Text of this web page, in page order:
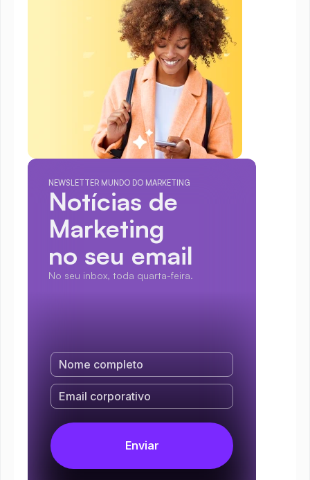
NEWSLETTER MUNDO DO MARKETING
Notícias de
Marketing
no seu email
No seu inbox, toda quarta-feira.